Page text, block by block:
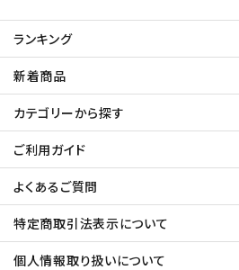
ランキング
新着商品
カテゴリーから探す
ご利用ガイド
よくあるご質問
特定商取引法表示について
個人情報取り扱いについて